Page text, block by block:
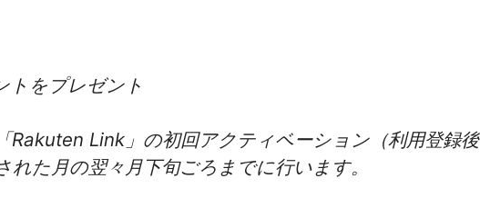
トをプレゼント
Rakuten Link」の初回アクティベーション（利用登録後
れた月の翌々月下旬ごろまでに行います。